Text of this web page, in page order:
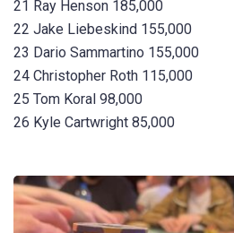
21 Ray Henson 185,000
22 Jake Liebeskind 155,000
23 Dario Sammartino 155,000
24 Christopher Roth 115,000
25 Tom Koral 98,000
26 Kyle Cartwright 85,000